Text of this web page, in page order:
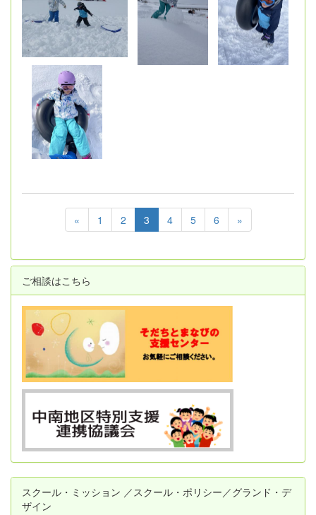
« 1 2 3 4 5 6 »
ご相談はこちら
スクール・ミッション ／スクール・ポリシー／グランド・デ
ザイン